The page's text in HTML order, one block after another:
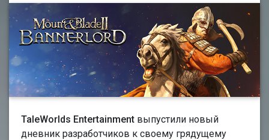
TaleWorlds Entertainment выпустили новый
дневник разработчиков к своему грядущему